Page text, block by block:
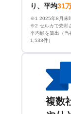
り、平均31
※1 2025年8月末
※2 セルカで売却
平均額を算出（
1,533件）
複数